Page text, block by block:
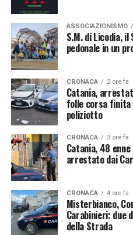
ASSOCIAZIONISMO
S.M. di Licodia,
pedonale in un
CRONACA 2 ore fa
Catania,
folle corsa finita
poliziotto
CRONACA 3 ore fa
Catania, 48
arrestato dai
CRONACA 4 ore fa
Misterbianco,
Carabinieri: due
della Strada